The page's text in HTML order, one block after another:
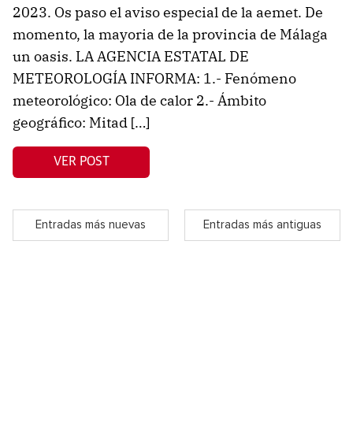
2023. Os paso el aviso especial de la aemet. De
momento, la mayoria de la provincia de Málaga
un oasis. LA AGENCIA ESTATAL DE
METEOROLOGÍA INFORMA: 1.- Fenómeno
meteorológico: Ola de calor 2.- Ámbito
geográfico: Mitad […]
VER POST
Entradas más nuevas Entradas más antiguas